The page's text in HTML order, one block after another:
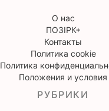
О нас
ПОЗІРК+
Контакты
Политика cookie
Политика
Положения и условия
РУБРИКИ